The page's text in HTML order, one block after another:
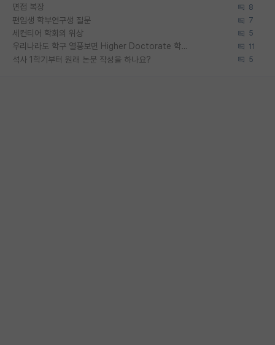
면접 복장 8
편입생 학부연구생 질문 7
세컨티어 학회의 위상 5
우리나라도 학구 열풍보면 Higher Doctorate 학위가 필요하다고 봅니다. 11
석사 1학기부터 원래 논문 작성을 하나요? 5